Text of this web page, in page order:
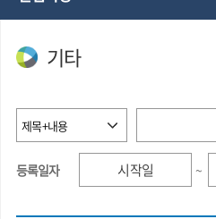
기타
등록일자 ~